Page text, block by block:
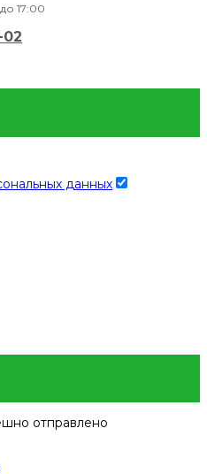
17:00
02
данных
отправлено